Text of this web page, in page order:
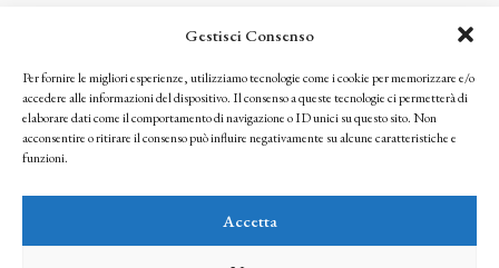
Gestisci Consenso
Per fornire le migliori esperienze, utilizziamo tecnologie come i cookie per memorizzare e/o
accedere alle informazioni del dispositivo. Il consenso a queste tecnologie ci permetterà di
elaborare dati come il comportamento di navigazione o ID unici su questo sito. Non
acconsentire o ritirare il consenso può influire negativamente su alcune caratteristiche e
funzioni.
Accetta
ISCRIVITI
Facendo clic per iscriverti, riconosci che le tue informazioni saranno trattate
seguendo la nostra Privacy Policy
© 2025 Istituto Matteucci. All right reserved
l’autorizzazione scritta dei proprietari dei diritti e dell’Istituto Matteucci